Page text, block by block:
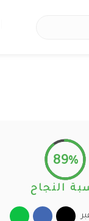
89%
النجاح